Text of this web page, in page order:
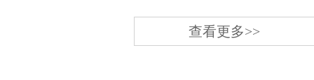
查看更多>>